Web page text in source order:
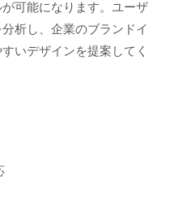
可能になります。ユーザ
析し、企業のブランドイ
いデザインを提案してく